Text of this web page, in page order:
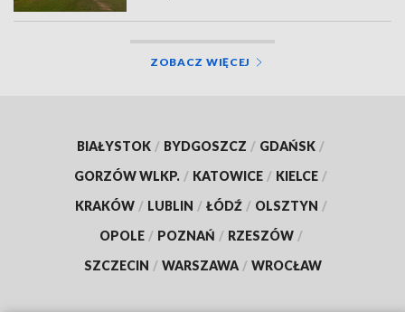
ZOBACZ WIĘCEJ
BIAŁYSTOK / BYDGOSZCZ / GDAŃSK /
GORZÓW WLKP. / KATOWICE / KIELCE /
KRAKÓW / LUBLIN / ŁÓDŹ / OLSZTYN /
OPOLE / POZNAŃ / RZESZÓW /
SZCZECIN / WARSZAWA / WROCŁAW